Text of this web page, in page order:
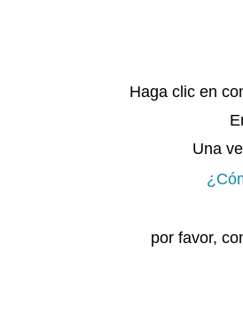
Haga clic en
Una
por favor,